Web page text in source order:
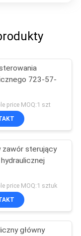
723-57-
price MOQ:1 szt
zawór sterujący
price MOQ:1 sztuk
główny